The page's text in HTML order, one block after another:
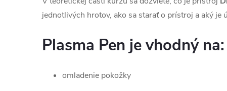
jednotlivých hrotov, ako sa starať o prístroj a aký je
Plasma Pen je vhodný na:
omladenie pokožky